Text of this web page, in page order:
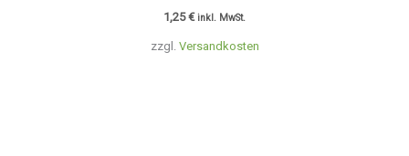
zzgl. Versandkosten
1,25€ inkl. MwSt.